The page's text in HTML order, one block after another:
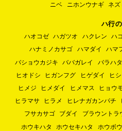
ニベ
ニホンウナギ ネズ
ハ行
ハオコゼ ハガツオ ハクレン ハ
ハナミノカサゴ
ハマダイ ハマ
バショウカジキ
ババガレイ バラハタ
ヒオドシ
ヒガンフグ ヒゲダイ ヒ
ヒメジ
ヒメダイ ヒメマス ヒョウ
ヒラマサ
ヒラメ ヒレナガカンパチ
フサカサゴ
ブダイ ブラウントラ
ホウキハタ
ホウセキハタ ホウボウ